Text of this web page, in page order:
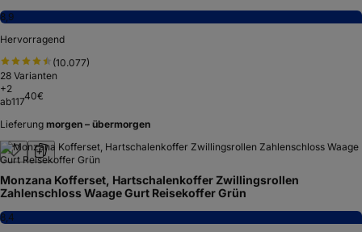
8,9
Hervorragend
(10.077)
28 Varianten
+2
ab11740€
Lieferung morgen – übermorgen
Monzana Kofferset, Hartschalenkoffer Zwillingsrollen
Zahlenschloss Waage Gurt Reisekoffer Grün
8,4